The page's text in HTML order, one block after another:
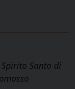
Santo di